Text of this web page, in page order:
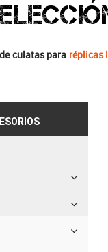
culatas para réplicas